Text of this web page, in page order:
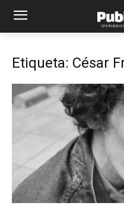
Etiqueta: César